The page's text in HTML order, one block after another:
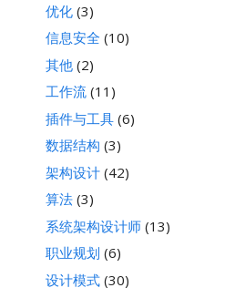
优化 (3)
信息安全 (10)
其他 (2)
工作流 (11)
插件与工具 (6)
数据结构 (3)
架构设计 (42)
算法 (3)
系统架构设计师 (13)
职业规划 (6)
设计模式 (30)